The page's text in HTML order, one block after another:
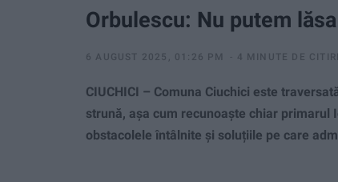
Orbulescu: Nu putem
6 AUGUST 2025, 01:26 PM 4 MINUTE DE
CIUCHICI – Comuna Ciuchici este
strună, așa cum recunoaște chiar primarul
obstacolele întâlnite și soluțiile pe care